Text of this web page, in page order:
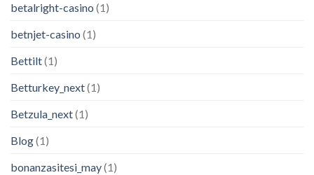
betalright-casino (1)
betnjet-casino (1)
Bettilt(1)
Betturkey_next(1)
Betzula_next(1)
Blog(1)
bonanzasitesi_may(1)